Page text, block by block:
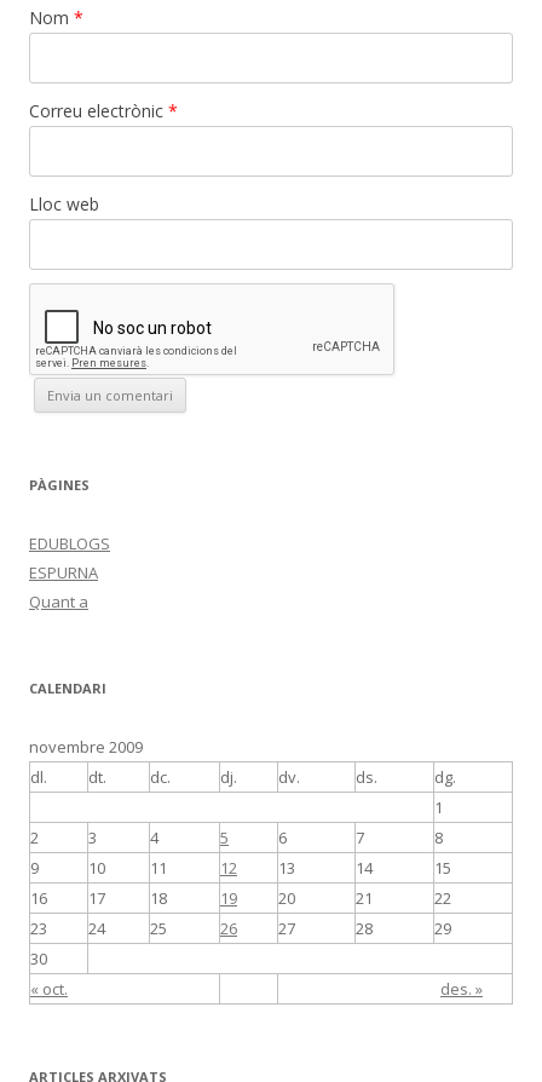
Nom *
Correu electrònic *
Lloc web
PÀGINES
EDUBLOGS
ESPURNA
Quant a
CALENDARI
novembre 2009
dl.
dt. dc. dj. dv. ds. dg.
« oct. des. »
1
2
3 4 5 6 7
8
9
10 11 12 13 14
15
16
17 18 19 20 21
22
23
24 25 26 27 28
29
30
ARTICLES ARXIVATS